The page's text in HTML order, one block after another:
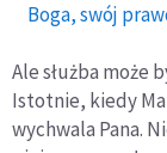
Boga, swój
Ale służba może
Istotnie, kiedy
wychwala Pana.